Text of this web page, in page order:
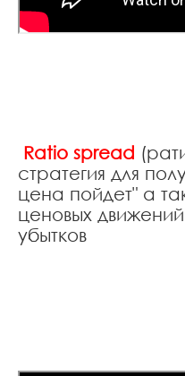
Ratio spread
стратегия для
цена пойдет" а
ценовых
убытков